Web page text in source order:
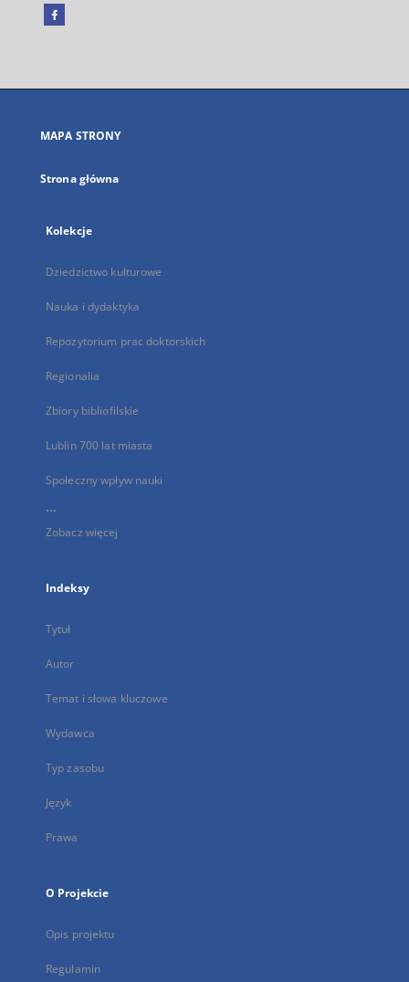
Facebook
się
karcie
MAPA STRONY
Strona główna
Kolekcje
Dziedzictwo kulturowe
Nauka i dydaktyka
Repozytorium prac doktorskich
Regionalia
Zbiory bibliofilskie
Lublin 700 lat miasta
Społeczny wpływ nauki
...
Zobacz więcej
Indeksy
Tytuł
Autor
Temat i słowa kluczowe
Wydawca
Typ zasobu
Język
Prawa
O Projekcie
Opis projektu
Regulamin